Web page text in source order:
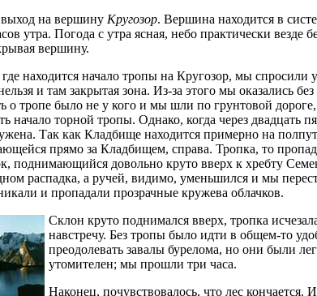
выход на вершинуКругозор. Вершина находится в
утра. Погода с утра ясная, небо практически везде
вершину.
находится начало тропы на Кругозор, мы спросили
и там закрытая зона. Из-за этого мы оказались
о тропе было не у кого и мы шли по грунтовой
начало торной тропы. Однако, когда через
Так как Кладбище находится примерно на
прямо за Кладбищем, справа. Тропка, то
поднимающийся довольно круто вверх к хребту
распадка, а ручей, видимо, уменьшился и мы
и пропадали прозрачные кружева облачков.
Склон круто поднимался вверх, тропка
навстречу. Без тропы было идти в общем-то
преодолевать завалы бурелома, но они были
утомителен; мы прошли три часа.
Наконец, почувствовалось, что лес